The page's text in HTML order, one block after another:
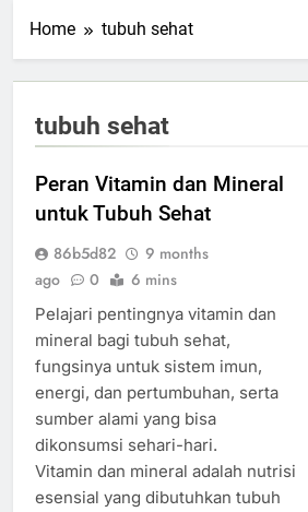
Home tubuh sehat
tubuh sehat
Peran Vitamin dan Mineral
untuk Tubuh Sehat
86b5d82
9 months
ago
0 6 mins
Pelajari pentingnya vitamin dan
mineral bagi tubuh sehat,
fungsinya untuk sistem imun,
energi, dan pertumbuhan, serta
sumber alami yang bisa
dikonsumsi sehari-hari.
Vitamin dan mineral adalah nutrisi
esensial yang dibutuhkan tubuh